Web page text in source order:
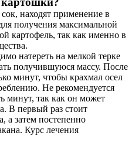
находят применение в
получения максимальной
картофель, так как именно в
натереть на мелкой терке
получившуюся массу. После
минут, чтобы крахмал осел
Не рекомендуется
минут, так как он может
В первый раз стоит
а затем постепенно
Курс лечения